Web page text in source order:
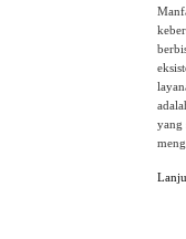
yang